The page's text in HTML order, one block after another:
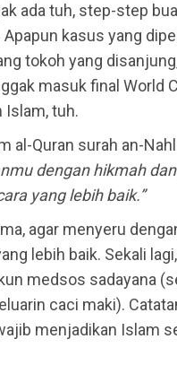
ada tuh, step-step
Apapun kasus yang
tokoh yang
masuk final World
Islam, tuh.
al-Quran surah an-
dengan hikmah
yang lebih baik.”
agar menyeru
lebih baik. Sekali
medsos sadayana
caci maki).
menjadikan Islam